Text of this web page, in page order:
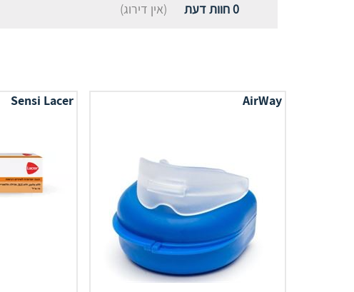
0חוות דעת (אין דירוג)
AirWay
Sensi Lacer